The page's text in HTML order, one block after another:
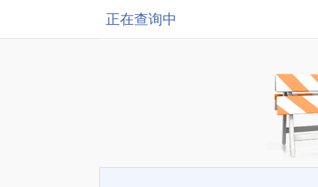
正在查询中